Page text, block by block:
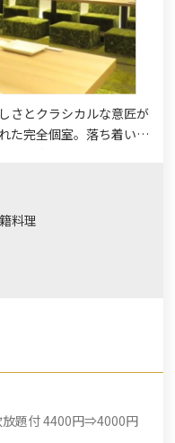
さとクラシカルな意匠が
た完全個室。落ち着いた
多彩なコースをご用
おもてなしいたしま
料理
放題付 4400円⇒4000円